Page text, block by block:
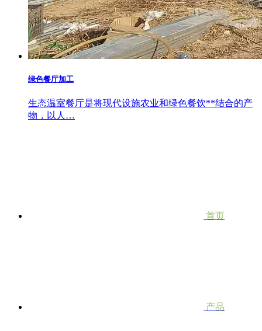
绿色餐厅加工
生态温室餐厅是将现代设施农业和绿色餐饮**结合的产
物，以人…
首页
产品